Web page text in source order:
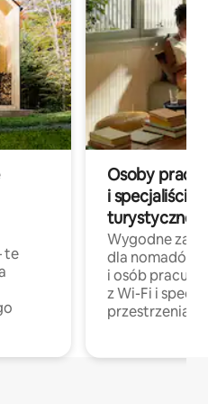
te
Osoby
i specjaliści z
turystycznej
Wygodne
dla nomadów
i osób
z Wi-Fi i
przestrzenią